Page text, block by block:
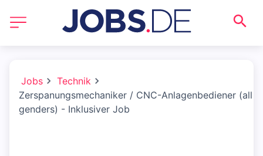
Jobs
Technik
Zerspanungsmechaniker / CNC-Anlagenbediener (all
genders) - Inklusiver Job